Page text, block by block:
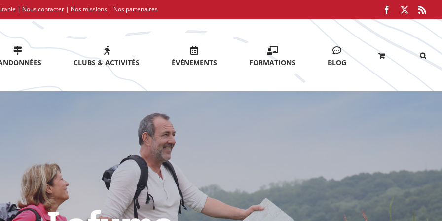
| Nous contacter | Nos missions | Nos partenaires Facebook
CLUBS & ACTIVITÉS ÉVÉNEMENTS FORMATIONS BLOG